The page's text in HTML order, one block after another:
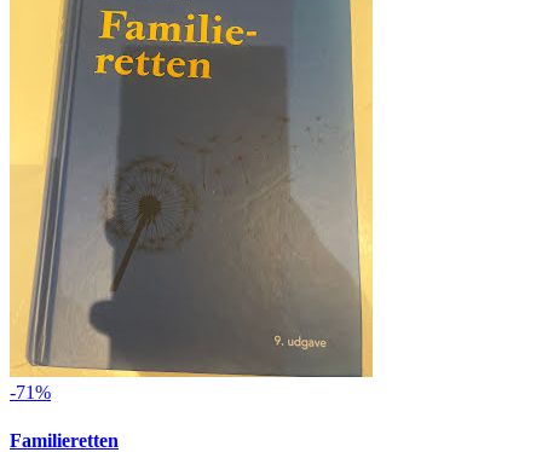
-71%
Familieretten